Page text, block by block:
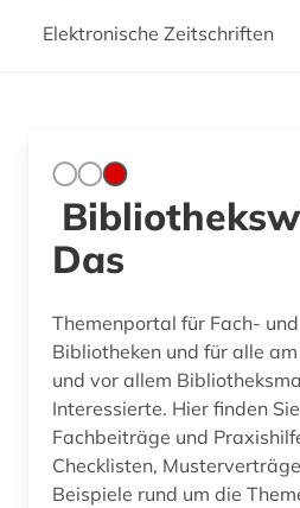
Elektronische Zeitschriften
Das
Themenportal für Fach-
Bibliotheken und für alle
und vor allem
Interessierte. Hier finden
Fachbeiträge und
Checklisten,
Beispiele rund um die